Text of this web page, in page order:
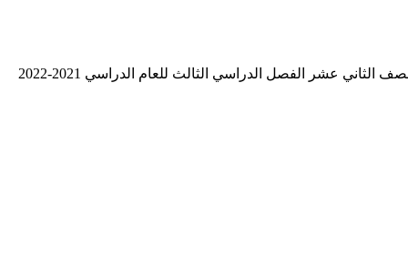
عشر الفصل الدراسي الثالث للعام الدراسي 2021-2022